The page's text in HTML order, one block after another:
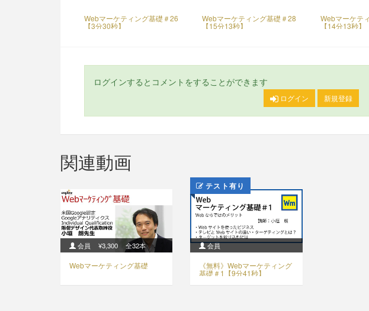
Webマーケティング基礎＃26
【3分30秒】
Webマーケティング基礎＃28
【15分13秒】
Webマーケテ
【14分13秒】
ログインするとコメントをすることができます
ログイン 新規登録
関連動画
会員 ¥3,300 全32本
Webマーケティング基礎
テスト有り
会員
《無料》Webマーケティング
基礎＃1【9分41秒】